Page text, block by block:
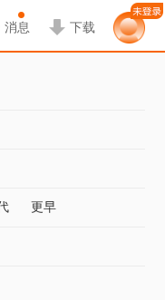
消息 下载
更早